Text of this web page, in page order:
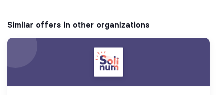
Similar offers in other organizations